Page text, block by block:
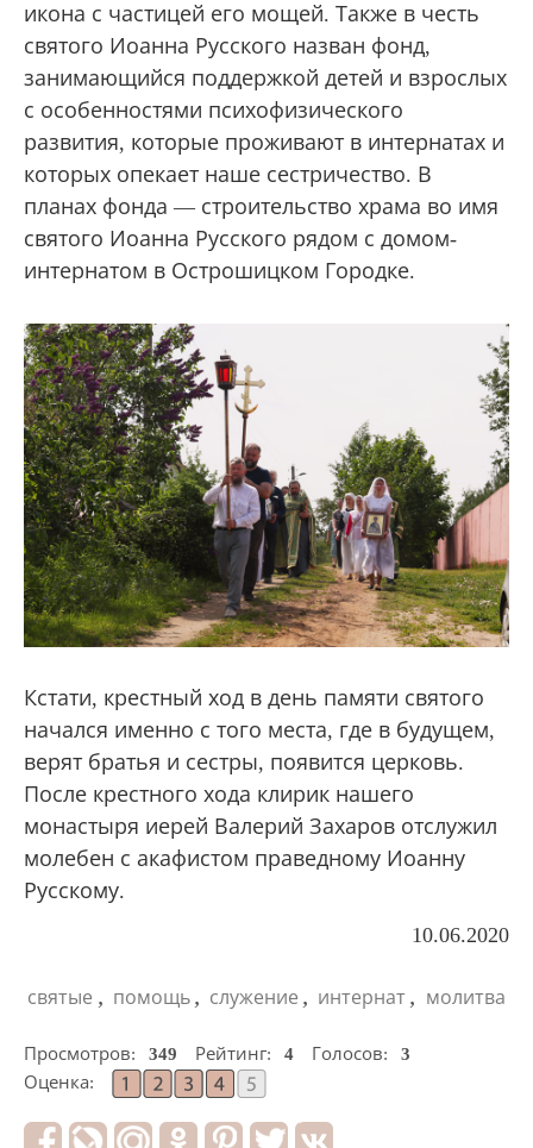
икона с частицей его мощей. Также в честь
святого Иоанна Русского назван фонд,
занимающийся поддержкой детей и взрослых
с особенностями психофизического
развития, которые проживают в интернатах и
которых опекает наше сестричество. В
планах фонда — строительство храма во имя
святого Иоанна Русского рядом с домом-
интернатом в Острошицком Городке.
Кстати, крестный ход в день памяти святого
начался именно с того места, где в будущем,
верят братья и сестры, появится церковь.
После крестного хода клирик нашего
монастыря иерей Валерий Захаров отслужил
молебен с акафистом праведному Иоанну
Русскому.
10.06.2020
святые , помощь , служение , интернат , молитва
Просмотров: 349 Рейтинг: 4 Голосов:
3
Оценка: